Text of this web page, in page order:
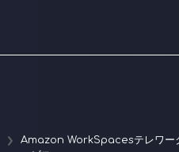
Amazon WorkSpacesテレワー